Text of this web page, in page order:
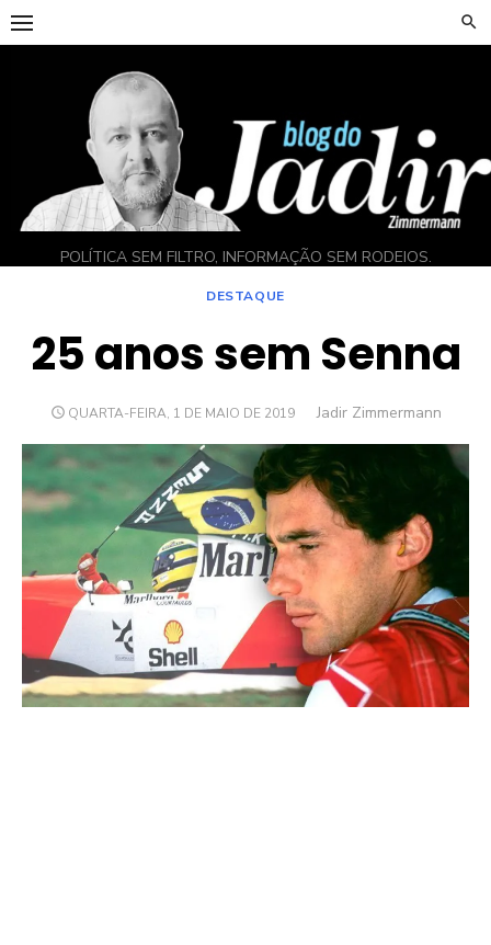
Skip
to
POLÍTICA SEM FILTRO, INFORMAÇÃO SEM RODEIOS.
DESTAQUE
25 anos sem Senna
POSTED
QUARTA-FEIRA, 1 DE MAIO DE 2019 Author
Jadir Zimmermann